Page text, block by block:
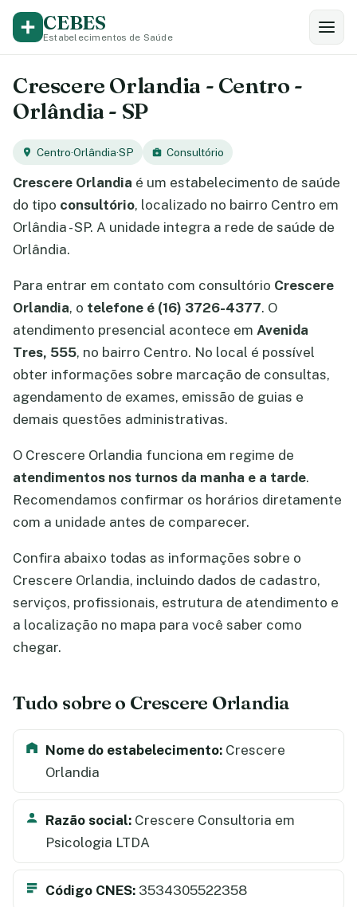
CEBES
Estabelecimentos de Saúde
Crescere Orlandia - Centro -
Orlândia - SP
Centro·Orlândia·SP Consultório
Crescere Orlandia é um estabelecimento de saúde
do tipo consultório, localizado no bairro Centro em
Orlândia - SP. A unidade integra a rede de saúde de
Orlândia.
Para entrar em contato com consultório Crescere
Orlandia, o telefone é (16) 3726-4377. O
atendimento presencial acontece em Avenida
Tres, 555, no bairro Centro. No local é possível
obter informações sobre marcação de consultas,
agendamento de exames, emissão de guias e
demais questões administrativas.
O Crescere Orlandia funciona em regime de
atendimentos nos turnos da manha e a tarde.
Recomendamos confirmar os horários diretamente
com a unidade antes de comparecer.
Confira abaixo todas as informações sobre o
Crescere Orlandia, incluindo dados de cadastro,
serviços, profissionais, estrutura de atendimento e
a localização no mapa para você saber como
chegar.
Tudo sobre o Crescere Orlandia
Nome do estabelecimento: Crescere
Orlandia
Razão social: Crescere Consultoria em
Psicologia LTDA
Código CNES: 3534305522358